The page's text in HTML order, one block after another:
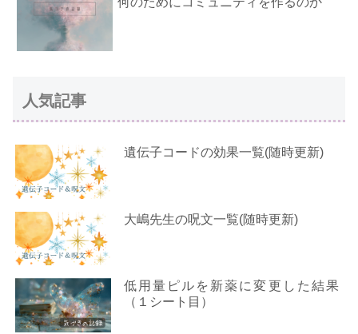
人気記事
遺伝子コードの効果一覧(随時更新)
大嶋先生の呪文一覧(随時更新)
低用量ピルを新薬に変更した結果
（１シート目）